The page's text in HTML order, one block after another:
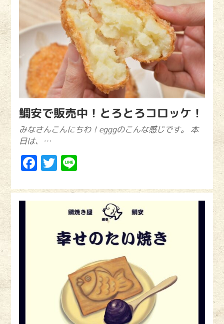
鯛安で販売中！とろとろコロッケ！
みなさんこんにちわ！egggのこんな感じです。 本
日は、…
Facebook
Twitter